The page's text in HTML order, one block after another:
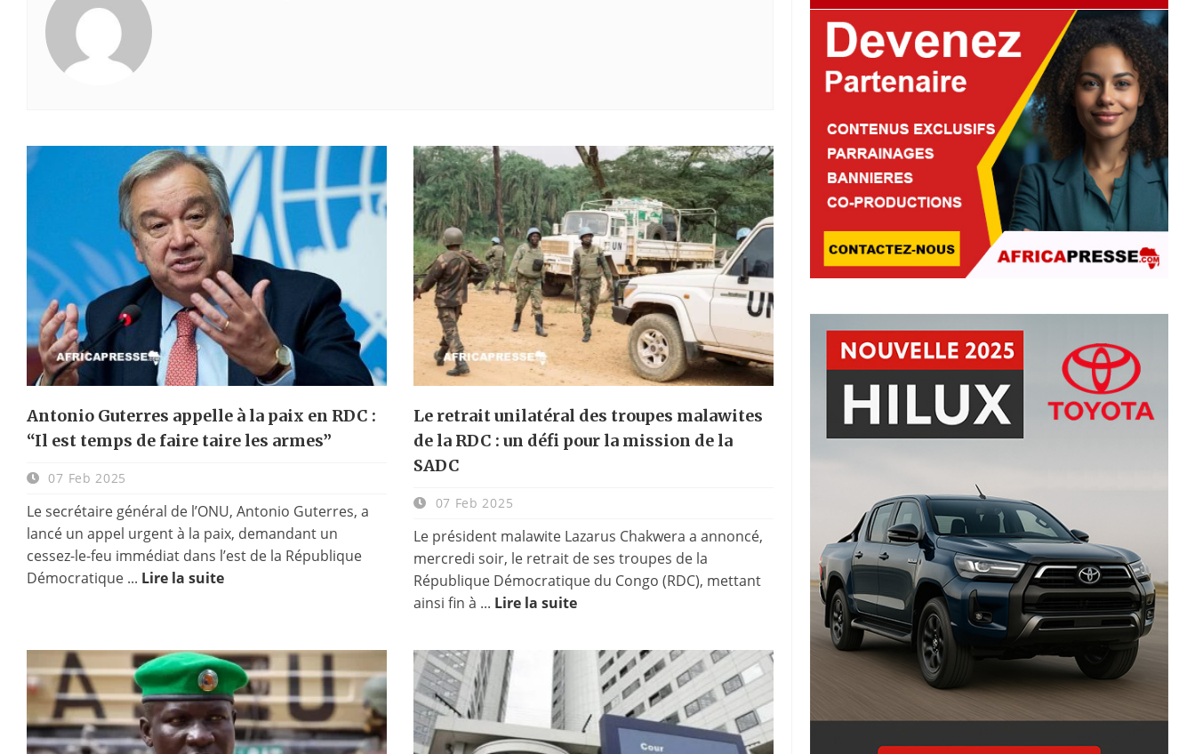
Antonio Guterres appelle à la paix en RDC :
“Il est temps de faire taire les armes”
07 Feb 2025
Le secrétaire général de l’ONU, Antonio Guterres, a
lancé un appel urgent à la paix, demandant un
cessez-le-feu immédiat dans l’est de la République
Démocratique ... Lire la suite
Le retrait unilatéral des troupes malawites
de la RDC : un défi pour la mission de la
SADC
07 Feb 2025
Le président malawite Lazarus Chakwera a annoncé,
mercredi soir, le retrait de ses troupes de la
République Démocratique du Congo (RDC), mettant
ainsi fin à ... Lire la suite